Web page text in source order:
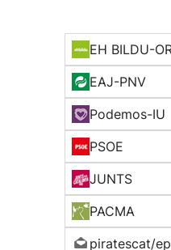
EAJ-PNV
Podemos-IU
PSOE
JUNTS
PACMA
piratescat/ep